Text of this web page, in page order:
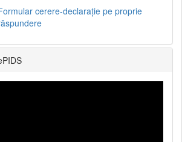
cerere-declarație pe proprie